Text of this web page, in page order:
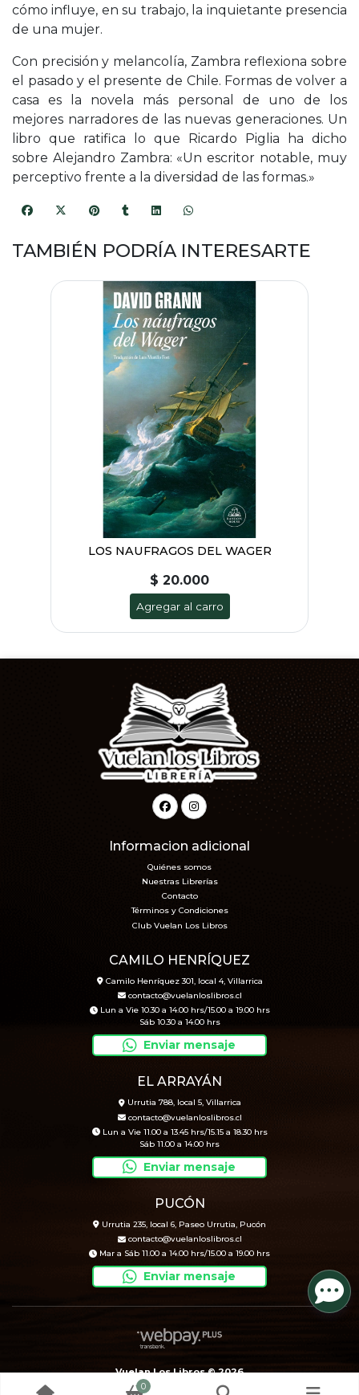
cómo influye, en su trabajo, la inquietante presencia
de una mujer.
Con precisión y melancolía, Zambra reflexiona sobre
el pasado y el presente de Chile. Formas de volver a
casa es la novela más personal de uno de los
mejores narradores de las nuevas generaciones. Un
libro que ratifica lo que Ricardo Piglia ha dicho
sobre Alejandro Zambra: «Un escritor notable, muy
perceptivo frente a la diversidad de las formas.»
TAMBIÉN PODRÍA INTERESARTE
LOS NAUFRAGOS DEL WAGER
$ 20.000
Agregar al carro
Informacion adicional
Quiénes somos
Nuestras Librerías
Contacto
Términos y Condiciones
Club Vuelan Los Libros
CAMILO HENRÍQUEZ
Camilo Henríquez 301, local 4, Villarrica
contacto@vuelanloslibros.cl
Lun a Vie 10.30 a 14.00 hrs/15.00 a 19.00 hrs
Sáb 10.30 a 14.00 hrs
Enviar mensaje
EL ARRAYÁN
Urrutia 788, local 5, Villarrica
contacto@vuelanloslibros.cl
Lun a Vie 11.00 a 13.45 hrs/15.15 a 18.30 hrs
Sáb 11.00 a 14.00 hrs
Enviar mensaje
PUCÓN
Urrutia 235, local 6, Paseo Urrutia, Pucón
contacto@vuelanloslibros.cl
Mar a Sáb 11.00 a 14.00 hrs/15.00 a 19.00 hrs
Enviar mensaje
Vuelan Los Libros © 2026
Creado por
Bsale
0